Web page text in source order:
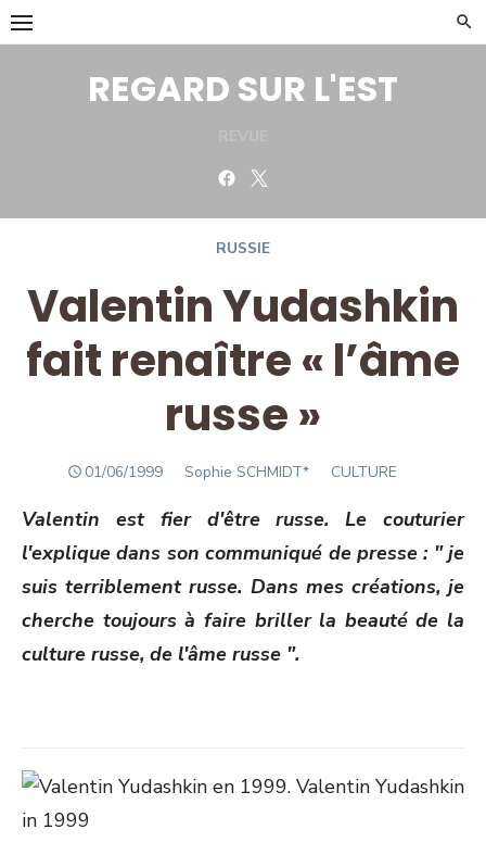
Skip
to
REGARD SUR L'EST
Facebook
RUSSIE
Valentin Yudashkin
fait renaître « l’âme
russe »
POSTED
01/06/1999 Author
Sophie SCHMIDT* CULTURE
Valentin est fier d'être russe. Le couturier
l'explique dans son communiqué de presse : " je
suis terriblement russe. Dans mes créations, je
cherche toujours à faire briller la beauté de la
culture russe, de l'âme russe ".